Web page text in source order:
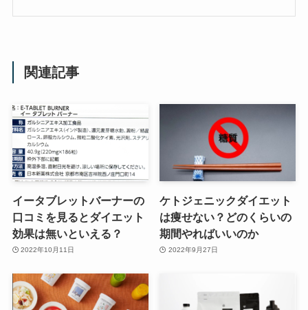
関連記事
イータブレットバーナーの
口コミを見るとダイエット
効果は無いといえる？
2022年10月11日
ケトジェニックダイエット
は痩せない？どのくらいの
期間やればいいのか
2022年9月27日